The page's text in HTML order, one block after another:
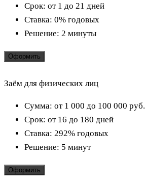
Срок: от 1 до 21 дней
Ставка: 0% годовых
Решение: 2 минуты
Оформить
Заём для физических лиц
Сумма: от 1 000 до 100 000 руб.
Срок: от 16 до 180 дней
Ставка: 292% годовых
Решение: 5 минут
Оформить